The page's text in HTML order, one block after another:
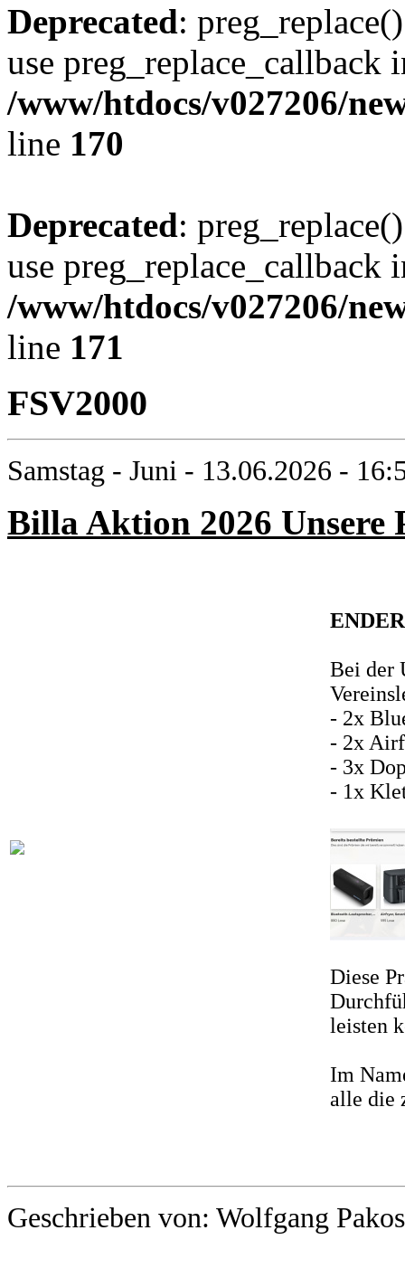
Deprecated:
use preg_replace_callback
/www/htdocs/v027206/
line 170
Deprecated:
use preg_replace_callback
/www/htdocs/v027206/
line 171
FSV2000
Samstag - Juni - 13.06.2026 -
Billa Aktion 2026 Unsere
Bei der
- 2x
- 2x
- 3x
- 1x
Diese
leisten
Im
alle die
Geschrieben von: Wolfgang